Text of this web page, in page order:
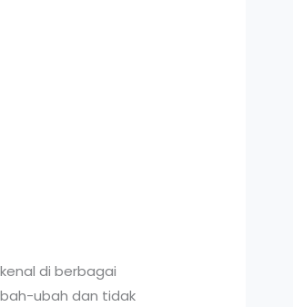
di berbagai
ubah dan tidak